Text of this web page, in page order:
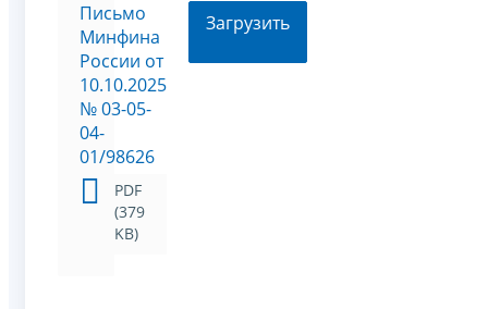
Письмо
Минфина
России от
10.10.2025
№ 03-05-
04-
01/98626
PDF
(379
KB)
Загрузить